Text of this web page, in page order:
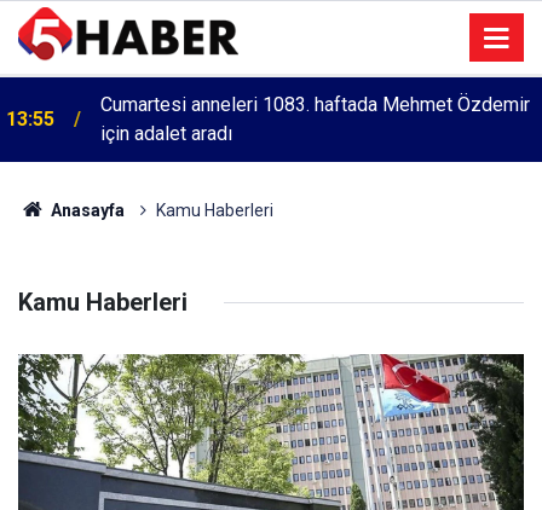
13:55
Cumartesi anneleri 1083. haftada Mehmet Özdemir
için adalet aradı
Anasayfa Kamu Haberleri
Kamu Haberleri